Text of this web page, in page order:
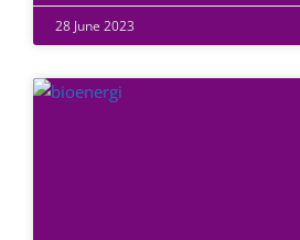
28 June 2023